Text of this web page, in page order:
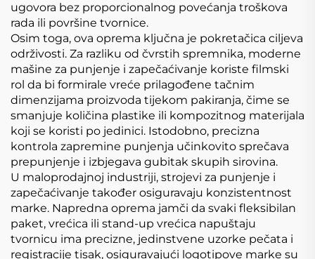
ugovora bez proporcionalnog povećanja troškova
rada ili površine tvornice.
Osim toga, ova oprema ključna je pokretačica ciljeva
održivosti. Za razliku od čvrstih spremnika, moderne
mašine za punjenje i zapečaćivanje koriste filmski
rol da bi formirale vreće prilagođene tačnim
dimenzijama proizvoda tijekom pakiranja, čime se
smanjuje količina plastike ili kompozitnog materijala
koji se koristi po jedinici. Istodobno, precizna
kontrola zapremine punjenja učinkovito sprečava
prepunjenje i izbjegava gubitak skupih sirovina.
U maloprodajnoj industriji, strojevi za punjenje i
zapečaćivanje također osiguravaju konzistentnost
marke. Napredna oprema jamči da svaki fleksibilan
paket, vrećica ili stand-up vrećica napuštaju
tvornicu ima precizne, jedinstvene uzorke pečata i
registracije tisak, osiguravajući logotipove marke su